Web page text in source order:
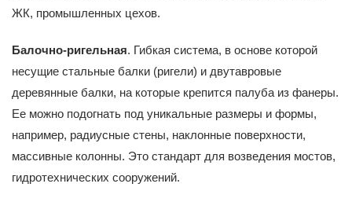
ЖК, промышленных цехов.
Балочно-ригельная. Гибкая система, в основе которой
несущие стальные балки (ригели) и двутавровые
деревянные балки, на которые крепится палуба из фанеры.
Ее можно подогнать под уникальные размеры и формы,
например, радиусные стены, наклонные поверхности,
массивные колонны. Это стандарт для возведения мостов,
гидротехнических сооружений.